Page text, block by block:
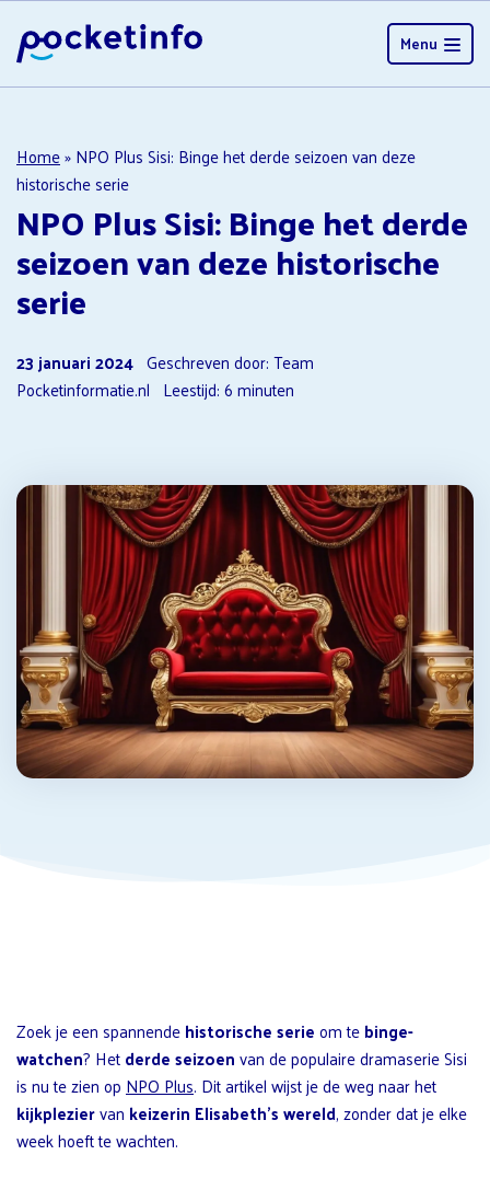
Menu
Home»NPO Plus Sisi: Binge het derde seizoen van deze
historische serie
NPO Plus Sisi: Binge het derde
seizoen van deze historische
serie
23 januari 2024 Geschreven door: Team
Pocketinformatie.nl Leestijd:6minuten
Zoek je een spannendehistorische serieom tebinge-
watchen? Hetderde seizoenvan de populaire dramaserie Sisi
is nu te zien op NPO Plus. Dit artikel wijst je de weg naar het
kijkpleziervan keizerin Elisabeth’s wereld, zonder dat je elke
week hoeft te wachten.